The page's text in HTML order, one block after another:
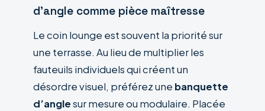
d’angle comme pièce maîtresse
Le coin lounge est souvent la priorité sur
une terrasse. Au lieu de multiplier les
fauteuils individuels qui créent un
désordre visuel, préférez une banquette
d’anglesur mesure ou modulaire. Placée